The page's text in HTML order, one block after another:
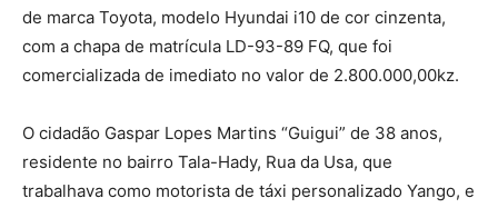
de marca Toyota, modelo Hyundai i10 de cor cinzenta,
com a chapa de matrícula LD-93-89 FQ, que foi
comercializada de imediato no valor de 2.800.000,00kz.
O cidadão Gaspar Lopes Martins “Guigui” de 38 anos,
residente no bairro Tala-Hady, Rua da Usa, que
trabalhava como motorista de táxi personalizado Yango, e